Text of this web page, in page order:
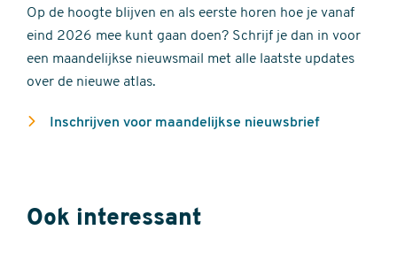
Op de hoogte blijven en als eerste horen hoe je vanaf
eind 2026 mee kunt gaan doen? Schrijf je dan in voor
een maandelijkse nieuwsmail met alle laatste updates
over de nieuwe atlas.
Inschrijven voor maandelijkse nieuwsbrief
Ook interessant